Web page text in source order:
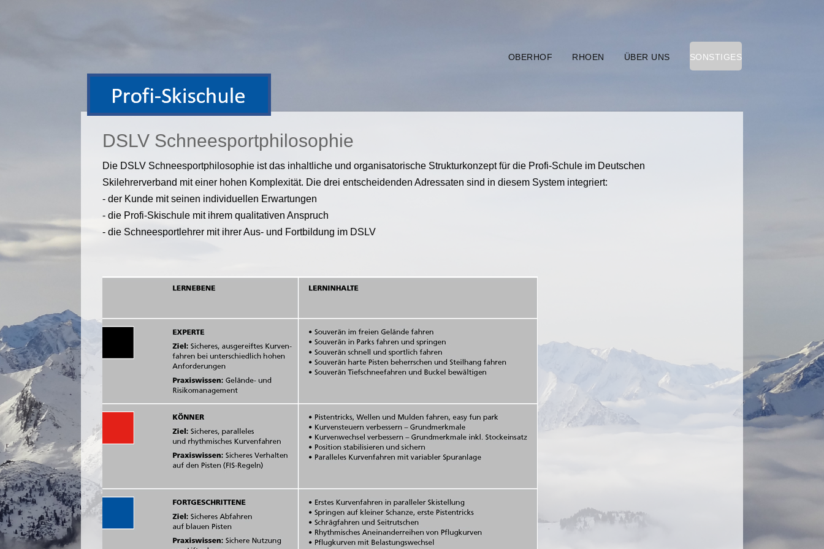
OBERHOF RHOEN ÜBER UNS SONSTIGES
DSLV Schneesportphilosophie
Die DSLV Schneesportphilosophie ist das inhaltliche und organisatorische Strukturkonzept für die Profi-Schule im Deutschen
Skilehrerverband mit einer hohen Komplexität. Die drei entscheidenden Adressaten sind in diesem System integriert:
- der Kunde mit seinen individuellen Erwartungen
- die Profi-Skischule mit ihrem qualitativen Anspruch
- die Schneesportlehrer mit ihrer Aus- und Fortbildung im DSLV